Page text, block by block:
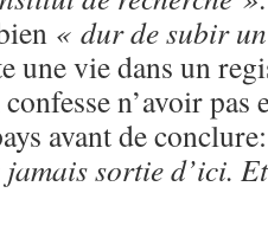
« dur de subir
une vie dans un
n’avoir pas
avant de
sortie d’ici.